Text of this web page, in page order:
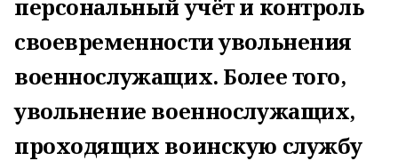
персональный учёт и контроль
своевременности увольнения
военнослужащих. Более того,
увольнение военнослужащих,
проходящих воинскую службу